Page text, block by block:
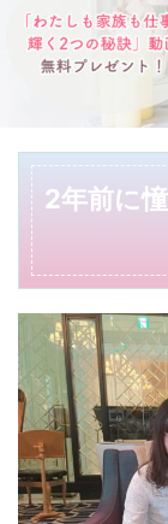
2年前に